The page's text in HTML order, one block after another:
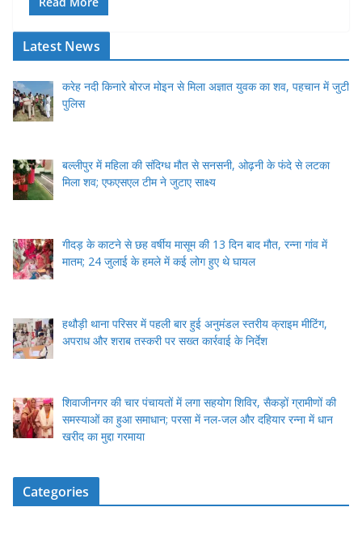
Latest News
करेह नदी किनारे बोरज मोइन से मिला अज्ञात युवक का शव, पहचान में जुटी
पुलिस
बल्लीपुर में महिला की संदिग्ध मौत से सनसनी, ओढ़नी के फंदे से लटका
मिला शव; एफएसएल टीम ने जुटाए साक्ष्य
गीदड़ के काटने से छह वर्षीय मासूम की 13 दिन बाद मौत, रन्ना गांव में
मातम; 24 जुलाई के हमले में कई लोग हुए थे घायल
हथौड़ी थाना परिसर में पहली बार हुई अनुमंडल स्तरीय क्राइम मीटिंग,
अपराध और शराब तस्करी पर सख्त कार्रवाई के निर्देश
शिवाजीनगर की चार पंचायतों में लगा सहयोग शिविर, सैकड़ों ग्रामीणों की
समस्याओं का हुआ समाधान; परसा में नल-जल और दहियार रन्ना में धान
खरीद का मुद्दा गरमाया
Categories